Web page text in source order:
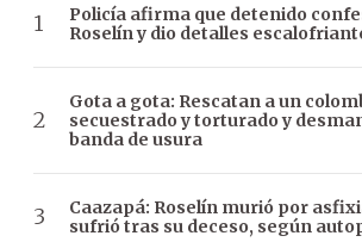
Policía afirma que detenido
Roselín y dio detalles
Gota a gota: Rescatan a un
secuestrado y torturado y
banda de usura
Caazapá: Roselín murió por
sufrió tras su deceso, según